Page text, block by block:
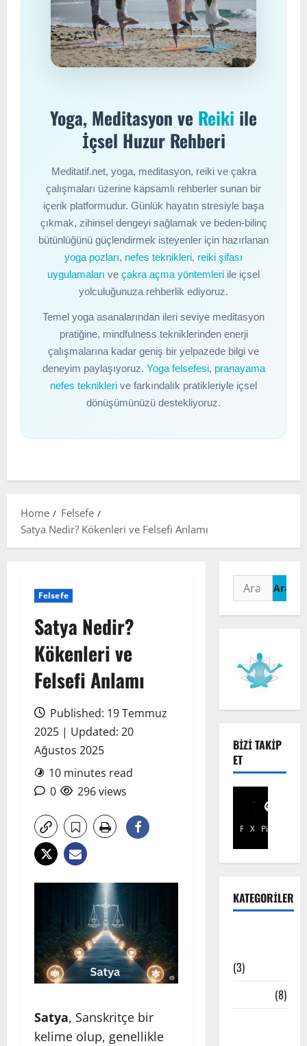
Yoga, Meditasyon ve Reiki ile
İçsel Huzur Rehberi
Meditatif.net, yoga, meditasyon, reiki ve çakra
çalışmaları üzerine kapsamlı rehberler sunan bir
içerik platformudur. Günlük hayatın stresiyle başa
çıkmak, zihinsel dengeyi sağlamak ve beden-bilinç
bütünlüğünü güçlendirmek isteyenler için hazırlanan
yoga pozları, nefes teknikleri, reiki şifası
uygulamaları ve çakra açma yöntemleri ile içsel
yolculuğunuza rehberlik ediyoruz.
Temel yoga asanalarından ileri seviye meditasyon
pratiğine, mindfulness tekniklerinden enerji
çalışmalarına kadar geniş bir yelpazede bilgi ve
deneyim paylaşıyoruz. Yoga felsefesi, pranayama
nefes teknikleri ve farkındalık pratikleriyle içsel
dönüşümünüzü destekliyoruz.
Home
Felsefe
Satya Nedir? Kökenleri ve Felsefi Anlamı
Felsefe
Satya Nedir?
Kökenleri ve
Felsefi Anlamı
Published: 19 Temmuz
2025 | Updated: 20
Ağustos 2025
10 minutes read
0
296 views
Satya, Sanskritçe bir
kelime olup, genellikle
Arama:
BIZI TAKIP
ET
Facebook
X Pinterest
KATEGORILER
(3)
(8)